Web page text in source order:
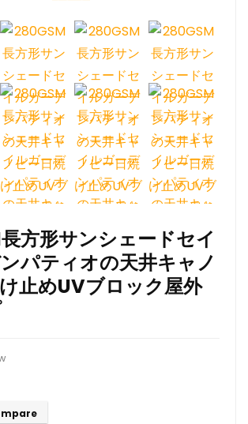
方形サンシェードセイ
パティオの天井キャノ
止めUVブロック屋外